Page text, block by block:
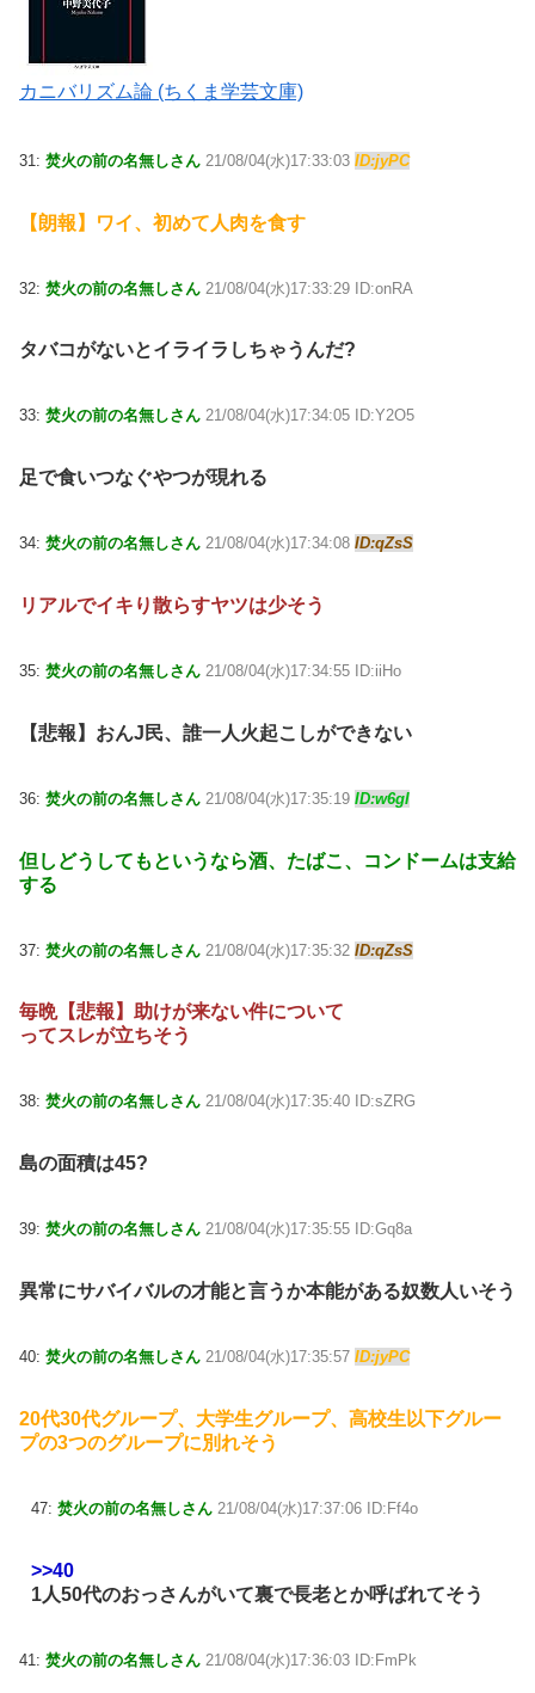
カニバリズム論 (ちくま学芸文庫)
31: 焚火の前の名無しさん 21/08/04(水)17:33:03 ID:jyPC
【朗報】ワイ、初めて人肉を食す
32: 焚火の前の名無しさん 21/08/04(水)17:33:29 ID:onRA
タバコがないとイライラしちゃうんだ?
33: 焚火の前の名無しさん 21/08/04(水)17:34:05 ID:Y2O5
足で食いつなぐやつが現れる
34: 焚火の前の名無しさん 21/08/04(水)17:34:08 ID:qZsS
リアルでイキり散らすヤツは少そう
35: 焚火の前の名無しさん 21/08/04(水)17:34:55 ID:iiHo
【悲報】おんJ民、誰一人火起こしができない
36: 焚火の前の名無しさん 21/08/04(水)17:35:19 ID:w6gI
但しどうしてもというなら酒、たばこ、コンドームは支給
する
37: 焚火の前の名無しさん 21/08/04(水)17:35:32 ID:qZsS
毎晩【悲報】助けが来ない件について
ってスレが立ちそう
38: 焚火の前の名無しさん 21/08/04(水)17:35:40 ID:sZRG
島の面積は45?
39: 焚火の前の名無しさん 21/08/04(水)17:35:55 ID:Gq8a
異常にサバイバルの才能と言うか本能がある奴数人いそう
40: 焚火の前の名無しさん 21/08/04(水)17:35:57 ID:jyPC
20代30代グループ、大学生グループ、高校生以下グルー
プの3つのグループに別れそう
47: 焚火の前の名無しさん 21/08/04(水)17:37:06 ID:Ff4o
>>40
1人50代のおっさんがいて裏で長老とか呼ばれてそう
41: 焚火の前の名無しさん 21/08/04(水)17:36:03 ID:FmPk